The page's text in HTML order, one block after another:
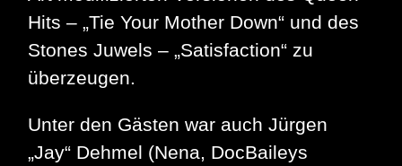
Hits – „Tie Your Mother Down“ und des
Stones Juwels – „Satisfaction“ zu
überzeugen.
Unter den Gästen war auch Jürgen
„Jay“ Dehmel (Nena, DocBaileys